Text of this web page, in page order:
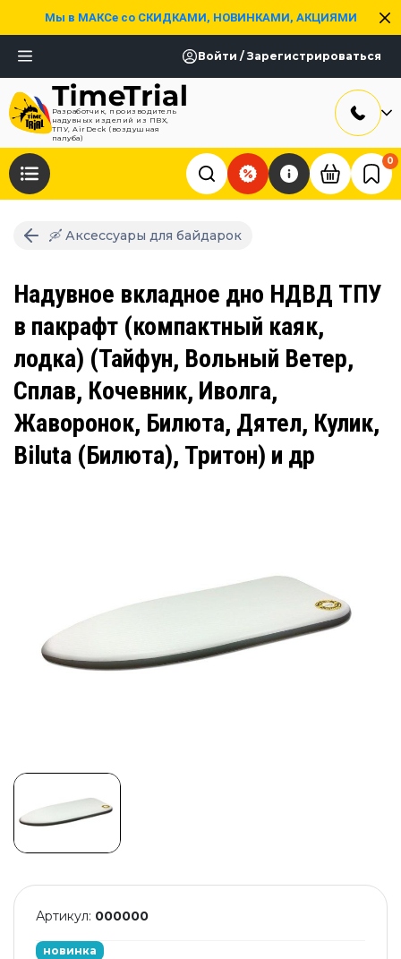
Мы в МАКСе со СКИДКАМИ, НОВИНКАМИ, АКЦИЯМИ
Войти / Зарегистрироваться
Разработчик, производитель
надувных изделий из ПВХ,
ТПУ, AirDeck (воздушная
палуба)
0
🛶 Аксессуары для байдарок
Надувное вкладное дно НДВД ТПУ
в пакрафт (компактный каяк,
лодка) (Тайфун, Вольный Ветер,
Сплав, Кочевник, Иволга,
Жаворонок, Билюта, Дятел, Кулик,
Biluta (Билюта), Тритон) и др
Артикул: 000000
новинка